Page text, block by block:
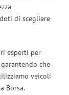
di scegliere
esperti per
che
veicoli
Borsa.